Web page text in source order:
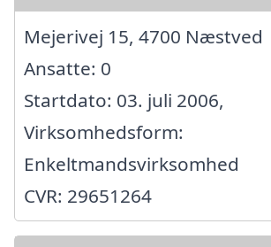
Mejerivej 15, 4700 Næstved
Ansatte: 0
Startdato: 03. juli 2006,
Virksomhedsform:
Enkeltmandsvirksomhed
CVR: 29651264